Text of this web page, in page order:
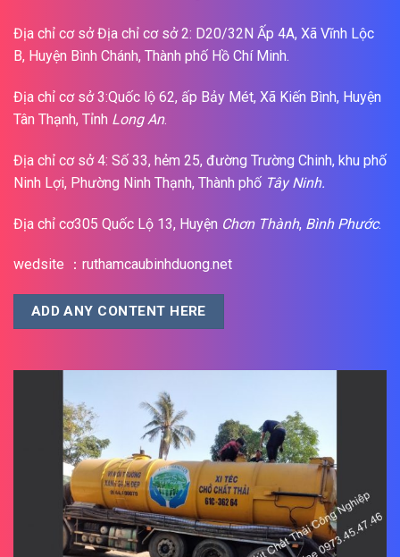
Địa chỉ cơ sở Địa chỉ cơ sở 2: D20/32N Ấp 4A, Xã Vĩnh Lộc
B, Huyện Bình Chánh, Thành phố Hồ Chí Minh.
Địa chỉ cơ sở 3:Quốc lộ 62, ấp Bảy Mét, Xã Kiến Bình, Huyện
Tân Thạnh, Tỉnh Long An.
Địa chỉ cơ sở 4: Số 33, hẻm 25, đường Trường Chinh, khu phố
Ninh Lợi, Phường Ninh Thạnh, Thành phố Tây Ninh.
Địa chỉ cơ305 Quốc Lộ 13, Huyện Chơn Thành, Bình Phước.
wedsite ：ruthamcaubinhduong.net
ADD ANY CONTENT HERE